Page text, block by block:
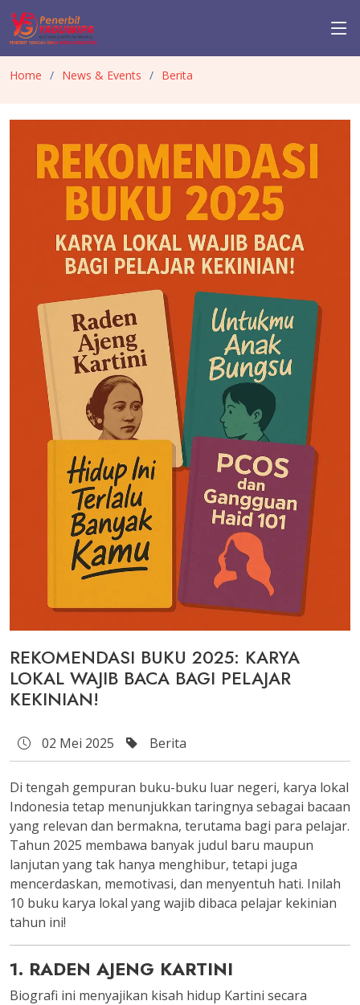
Home News & Events Berita
REKOMENDASI BUKU 2025: KARYA
LOKAL WAJIB BACA BAGI PELAJAR
KEKINIAN!
02 Mei 2025 Berita
Di tengah gempuran buku-buku luar negeri, karya lokal
Indonesia tetap menunjukkan taringnya sebagai bacaan
yang relevan dan bermakna, terutama bagi para pelajar.
Tahun 2025 membawa banyak judul baru maupun
lanjutan yang tak hanya menghibur, tetapi juga
mencerdaskan, memotivasi, dan menyentuh hati. Inilah
10 buku karya lokal yang wajib dibaca pelajar kekinian
tahun ini!
1. RADEN AJENG KARTINI
Biografi ini menyajikan kisah hidup Kartini secara